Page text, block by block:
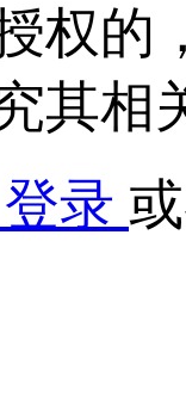
权的
其相
登录